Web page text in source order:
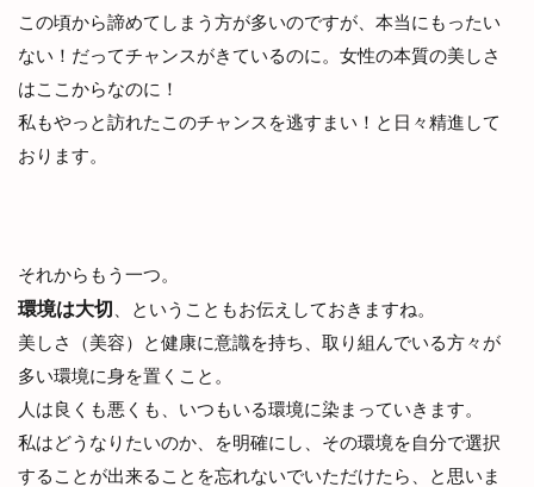
この頃から諦めてしまう方が多いのですが、本当にもったい
ない！だってチャンスがきているのに。女性の本質の美しさ
はここからなのに！
私もやっと訪れたこのチャンスを逃すまい！と日々精進して
おります。
それからもう一つ。
環境は大切 、ということもお伝えしておきますね。
美しさ（美容）と健康に意識を持ち、取り組んでいる方々が
多い環境に身を置くこと。
人は良くも悪くも、いつもいる環境に染まっていきます。
私はどうなりたいのか、を明確にし、その環境を自分で選択
することが出来ることを忘れないでいただけたら、と思いま